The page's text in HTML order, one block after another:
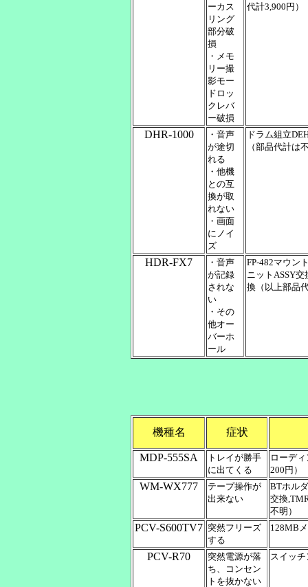
ーカス
リング
部分破
損
・メモ
リー撮
影モー
ドロッ
クレバ
ー破損
代計3,900円）
DHR-1000
・音声
が途切
れる
・他機
との互
換が取
れない
・画面
にノイ
ズ
ドラム組立
（部品代計は
HDR-FX7
・音声
が記録
されな
い
・その
他オー
バーホ
ール
FP-482マウン
ニットASSY交
換（以上部品
機種名 症状
MDP-555SA
トレイが勝手
に出てくる
ローデ
200円）
WM-WX777
テープ操作が
出来ない
BTホル
交換
不明）
PCV-S600TV7 突然フリーズ
する
128MB
PCV-R70
突然電源が落
ち、コンセン
トを抜かない
スイッ